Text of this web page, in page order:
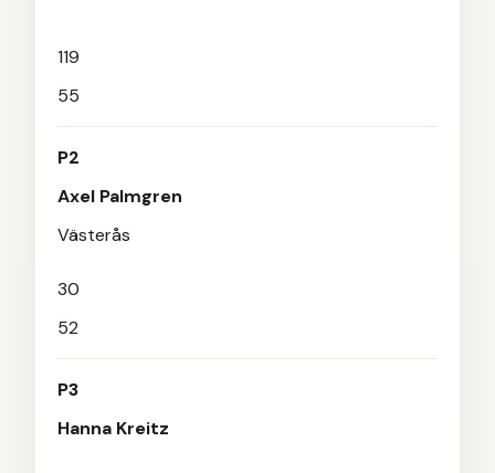
119
55
P2
Axel Palmgren
Västerås
30
52
P3
Hanna Kreitz